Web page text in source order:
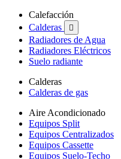
Calefacción
Calderas

Radiadores de Agua
Radiadores Eléctricos
Suelo radiante
Calderas
Calderas de gas
Aire Acondicionado
Equipos Split
Equipos Centralizados
Equipos Cassette
Equipos Suelo-Techo